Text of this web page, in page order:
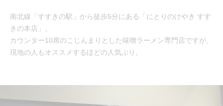
南北線「すすきの駅」から徒歩5分にある「にとりのけやき すす
きの本店」。
カウンター10席のこじんまりとした味噌ラーメン専門店ですが、
現地の人もオススメするほどの人気ぶり。